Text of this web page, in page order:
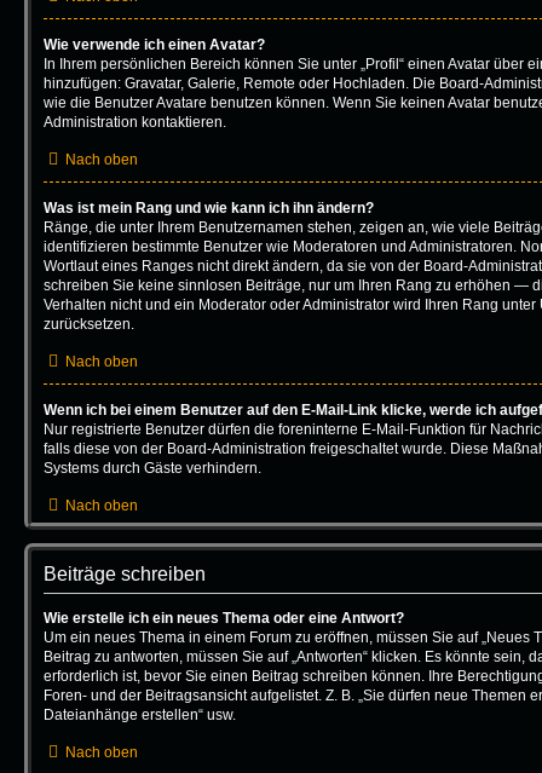
Wie verwende ich einen Avatar?
In Ihrem persönlichen Bereich können Sie unter „Profil“ einen Avatar über
hinzufügen: Gravatar, Galerie, Remote oder Hochladen. Die Board-
wie die Benutzer Avatare benutzen können. Wenn Sie keinen Avatar
Administration kontaktieren.
Nach oben
Was ist mein Rang und wie kann ich ihn ändern?
Ränge, die unter Ihrem Benutzernamen stehen, zeigen an, wie viele
identifizieren bestimmte Benutzer wie Moderatoren und Administratoren.
Wortlaut eines Ranges nicht direkt ändern, da sie von der Board-
schreiben Sie keine sinnlosen Beiträge, nur um Ihren Rang zu erhöhen —
Verhalten nicht und ein Moderator oder Administrator wird Ihren Rang
zurücksetzen.
Nach oben
Wenn ich bei einem Benutzer auf den E-Mail-Link klicke, werde ich
Nur registrierte Benutzer dürfen die foreninterne E-Mail-Funktion für
falls diese von der Board-Administration freigeschaltet wurde. Diese
Systems durch Gäste verhindern.
Nach oben
Beiträge schreiben
Wie erstelle ich ein neues Thema oder eine Antwort?
Um ein neues Thema in einem Forum zu eröffnen, müssen Sie auf „Neues
Beitrag zu antworten, müssen Sie auf „Antworten“ klicken. Es könnte sein,
erforderlich ist, bevor Sie einen Beitrag schreiben können. Ihre
Foren- und der Beitragsansicht aufgelistet. Z. B. „Sie dürfen neue Themen
Dateianhänge erstellen“ usw.
Nach oben